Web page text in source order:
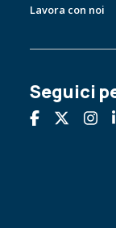
Lavora con noi
Seguici